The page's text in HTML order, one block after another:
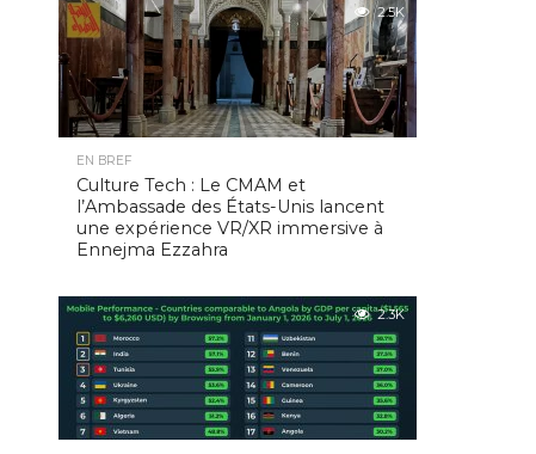
2.5K
EN BREF
Culture Tech : Le CMAM et
l’Ambassade des États-Unis lancent
une expérience VR/XR immersive à
Ennejma Ezzahra
2.3K